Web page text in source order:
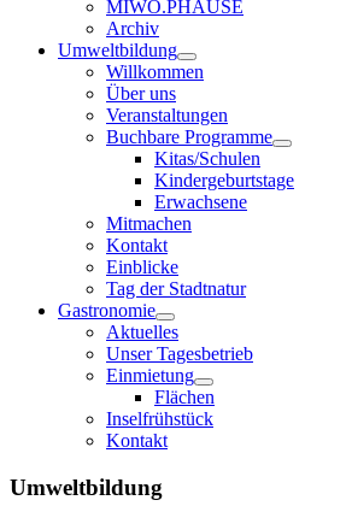
MIWO.PHAUSE
Archiv
Umweltbildung
Willkommen
Über uns
Veranstaltungen
Buchbare Programme
Kitas/Schulen
Kindergeburtstage
Erwachsene
Mitmachen
Kontakt
Einblicke
Tag der Stadtnatur
Gastronomie
Aktuelles
Unser Tagesbetrieb
Einmietung
Flächen
Inselfrühstück
Kontakt
Umweltbildung